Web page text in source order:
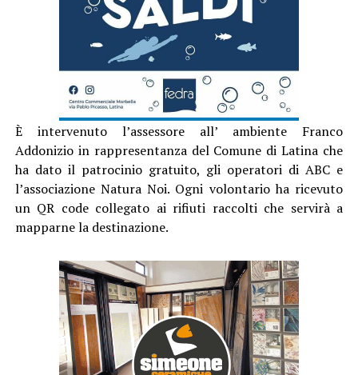
È intervenuto l’assessore all’ ambiente Franco
Addonizio in rappresentanza del Comune di Latina che
ha dato il patrocinio gratuito, gli operatori di ABC e
l’associazione Natura Noi. Ogni volontario ha ricevuto
un QR code collegato ai rifiuti raccolti che servirà a
mapparne la destinazione.